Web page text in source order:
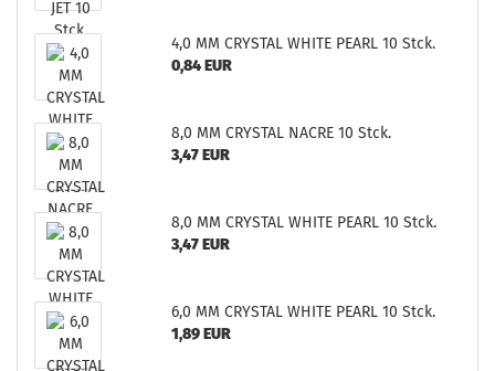
4,0 MM CRYSTAL WHITE PEARL 10 Stck.
0,84 EUR
8,0 MM CRYSTAL NACRE 10 Stck.
3,47 EUR
8,0 MM CRYSTAL WHITE PEARL 10 Stck.
3,47 EUR
6,0 MM CRYSTAL WHITE PEARL 10 Stck.
1,89 EUR